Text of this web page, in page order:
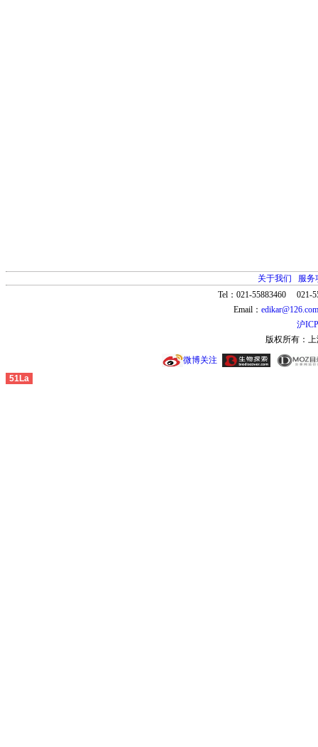
关于我们
服务
Tel：021-55883460 021-
Email： edikar@126.com
沪
版权所有：
微博关注
51La